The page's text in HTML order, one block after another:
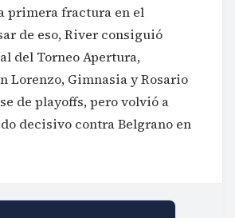
primera fractura en el
de eso, River consiguió
del Torneo Apertura,
Lorenzo, Gimnasia y Rosario
de playoffs, pero volvió a
decisivo contra Belgrano en